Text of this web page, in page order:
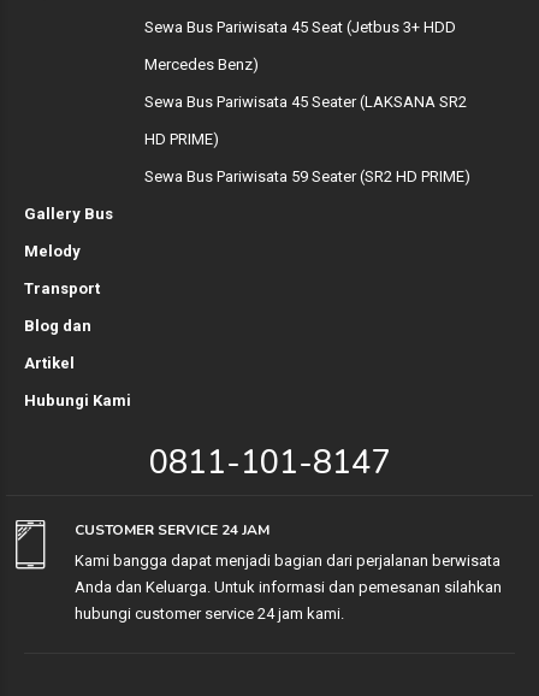
Sewa Bus Pariwisata 45 Seat (Jetbus 3+ HDD
Mercedes Benz)
Sewa Bus Pariwisata 45 Seater (LAKSANA SR2
HD PRIME)
Sewa Bus Pariwisata 59 Seater (SR2 HD PRIME)
Gallery Bus
Melody
Transport
Blog dan
Artikel
Hubungi Kami
0811-101-8147
CUSTOMER SERVICE 24 JAM
Kami bangga dapat menjadi bagian dari perjalanan berwisata
Anda dan Keluarga. Untuk informasi dan pemesanan silahkan
hubungi customer service 24 jam kami.